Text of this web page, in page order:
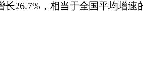
26.7%，相当于全国平均增速